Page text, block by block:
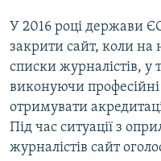
У 2016 році держави
закрити сайт, коли на
списки журналістів, у
виконуючи
отримувати
Під час ситуації з
журналістів сайт